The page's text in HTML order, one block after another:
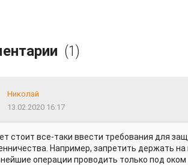
(1)
Николай
13.02.2020 16:17
стоит все-таки ввести требования для
Например, запретить держать
операции проводить только под